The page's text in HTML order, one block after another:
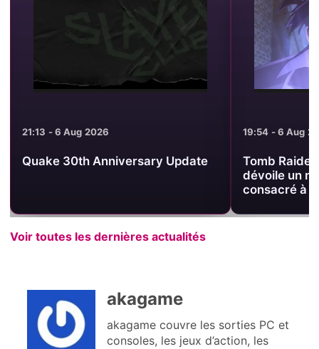
19:54 - 6 Aug 2026
Tomb Raider King : Crunchyroll
19:44 - 6 Aug
Tomb
relique au
officiel
Voir toutes les dernières actualités
akagame
akagame couvre les sorties PC et
consoles, les jeux d’action, les